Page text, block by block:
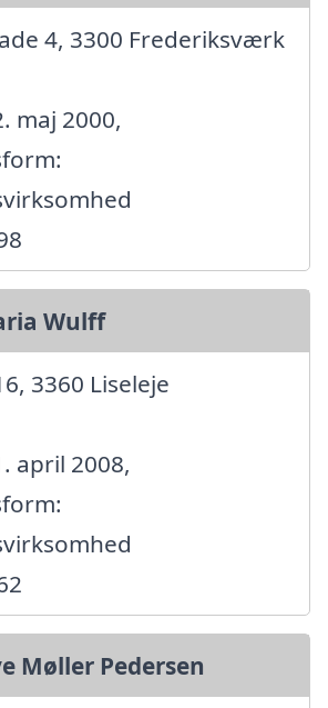
4, 3300 Frederiksværk
maj 2000,
Wulff
3360 Liseleje
april 2008,
Møller Pedersen